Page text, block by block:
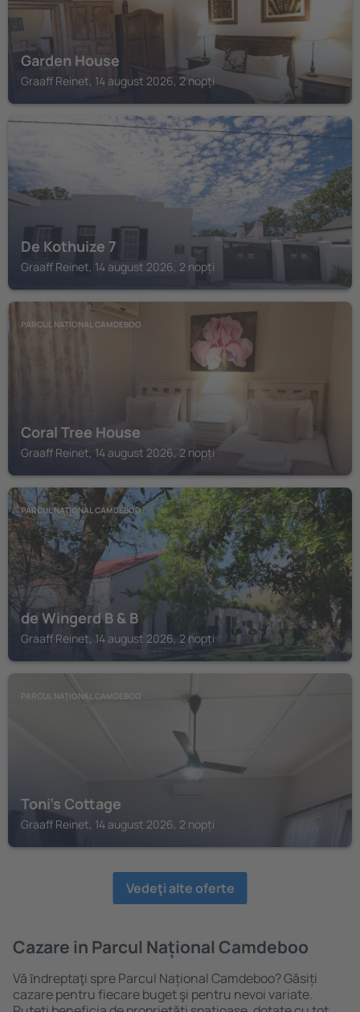
Garden House
Graaff Reinet, 14 august 2026, 2 nopți
De Kothuize 7
Graaff Reinet, 14 august 2026, 2 nopți
PARCUL NAȚIONAL CAMDEBOO
Coral Tree House
Graaff Reinet, 14 august 2026, 2 nopți
PARCUL NAȚIONAL CAMDEBOO
de Wingerd B & B
Graaff Reinet, 14 august 2026, 2 nopți
PARCUL NAȚIONAL CAMDEBOO
Toni's Cottage
Graaff Reinet, 14 august 2026, 2 nopți
Vedeţi alte oferte
Cazare in Parcul Național Camdeboo
Vă ȋndreptaţi spre Parcul Național Camdeboo? Găsiți
cazare pentru fiecare buget şi pentru nevoi variate.